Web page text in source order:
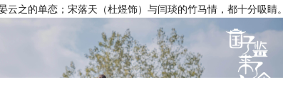
云之的单恋；宋落天（杜煜饰）与闫琰的竹马情，都十分吸睛。